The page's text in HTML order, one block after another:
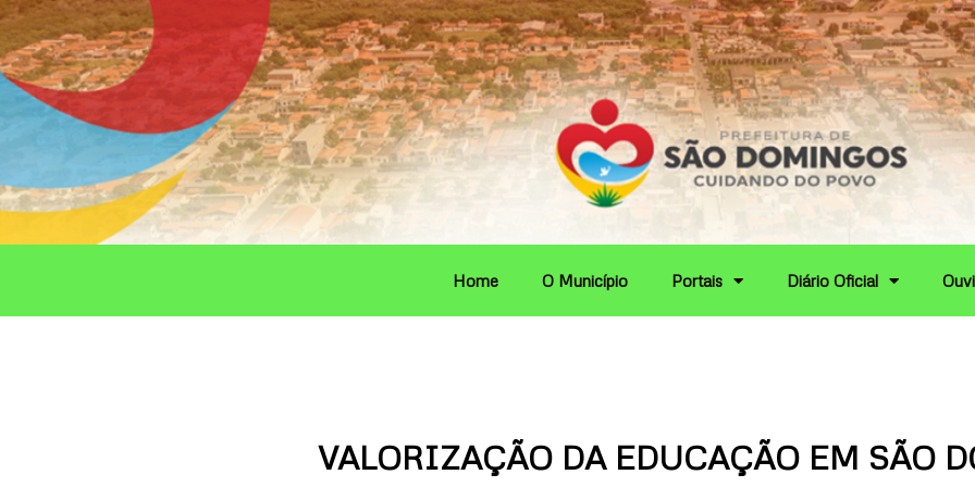
Ir
para
o
conteúdo
Home O Município Portais Diário Oficial
VALORIZAÇÃO DA EDUCAÇÃO EM SÃO